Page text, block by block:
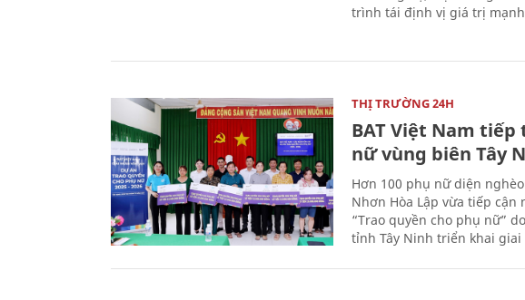
trình tái định vị giá trị
THỊ TRƯỜNG 24H
BAT Việt Nam
nữ vùng biên Tây
Hơn 100 phụ nữ diện
Nhơn Hòa Lập vừa tiếp
“Trao quyền cho phụ nữ”
tỉnh Tây Ninh triển khai giai